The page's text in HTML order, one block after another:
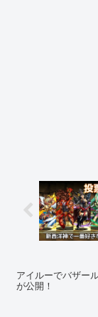
アイルーでバザー
が公開！